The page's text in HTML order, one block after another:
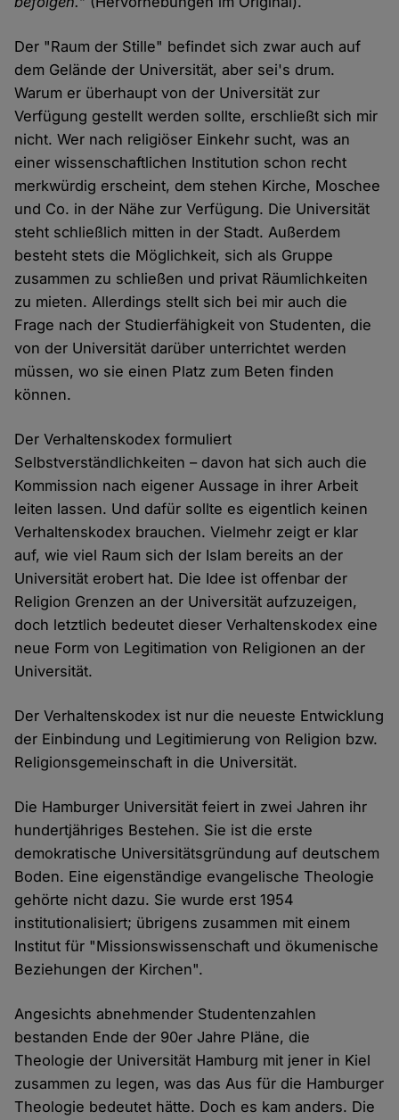
Der "Raum der Stille" befindet sich zwar auch auf
dem Gelände der Universität, aber sei's drum.
Warum er überhaupt von der Universität zur
Verfügung gestellt werden sollte, erschließt sich mir
nicht. Wer nach religiöser Einkehr sucht, was an
einer wissenschaftlichen Institution schon recht
merkwürdig erscheint, dem stehen Kirche, Moschee
und Co. in der Nähe zur Verfügung. Die Universität
steht schließlich mitten in der Stadt. Außerdem
besteht stets die Möglichkeit, sich als Gruppe
zusammen zu schließen und privat Räumlichkeiten
zu mieten. Allerdings stellt sich bei mir auch die
Frage nach der Studierfähigkeit von Studenten, die
von der Universität darüber unterrichtet werden
müssen, wo sie einen Platz zum Beten finden
können.
Der Verhaltenskodex formuliert
Selbstverständlichkeiten – davon hat sich auch die
Kommission nach eigener Aussage in ihrer Arbeit
leiten lassen. Und dafür sollte es eigentlich keinen
Verhaltenskodex brauchen. Vielmehr zeigt er klar
auf, wie viel Raum sich der Islam bereits an der
Universität erobert hat. Die Idee ist offenbar der
Religion Grenzen an der Universität aufzuzeigen,
doch letztlich bedeutet dieser Verhaltenskodex eine
neue Form von Legitimation von Religionen an der
Universität.
Der Verhaltenskodex ist nur die neueste Entwicklung
der Einbindung und Legitimierung von Religion bzw.
Religionsgemeinschaft in die Universität.
Die Hamburger Universität feiert in zwei Jahren ihr
hundertjähriges Bestehen. Sie ist die erste
demokratische Universitätsgründung auf deutschem
Boden. Eine eigenständige evangelische Theologie
gehörte nicht dazu. Sie wurde erst 1954
institutionalisiert; übrigens zusammen mit einem
Institut für "Missionswissenschaft und ökumenische
Beziehungen der Kirchen".
Angesichts abnehmender Studentenzahlen
bestanden Ende der 90er Jahre Pläne, die
Theologie der Universität Hamburg mit jener in Kiel
zusammen zu legen, was das Aus für die Hamburger
Theologie bedeutet hätte. Doch es kam anders. Die